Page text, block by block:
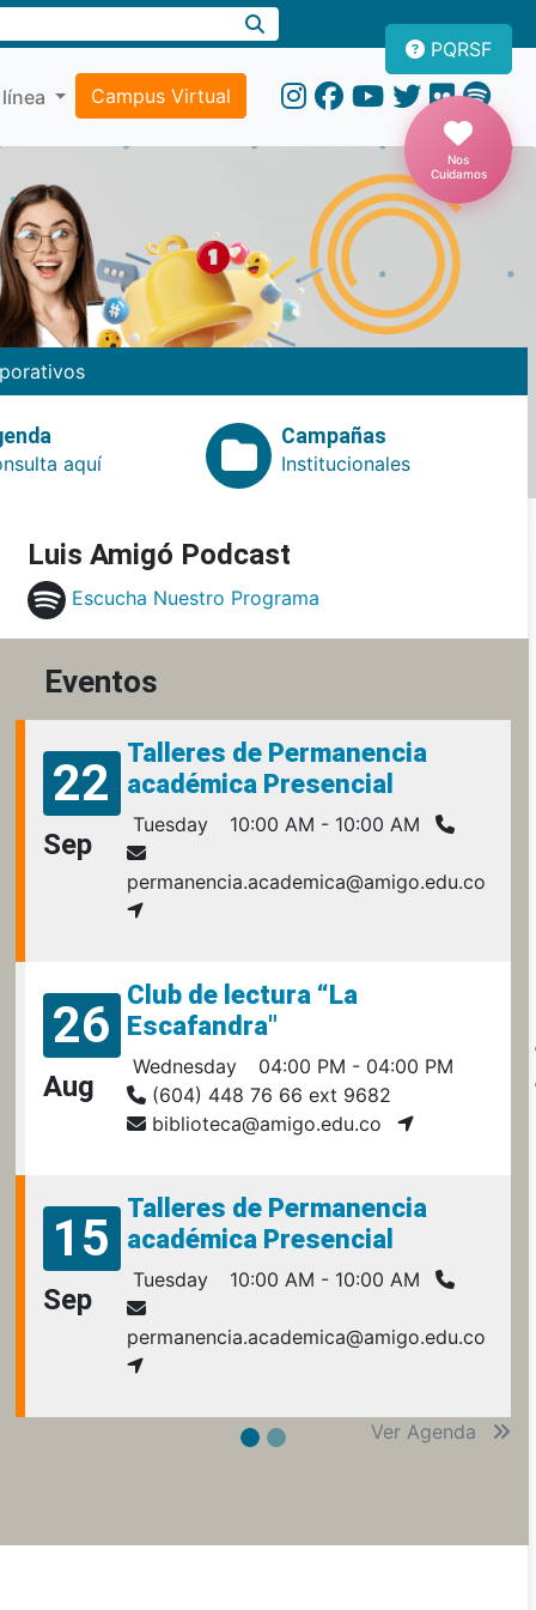
Campus Virtual
PQRSF
Nos
Cuidamos
aquí
Campañas
Institucionales
Luis Amigó Podcast
Escucha Nuestro Programa
Eventos
22
Sep
Talleres de Permanencia
académica Presencial
Tuesday 10:00 AM - 10:00 AM
permanencia.academica@amigo.edu.co
26
Aug
Club de lectura “La
Escafandra"
Wednesday
04:00 PM - 04:00 PM
(604) 448 76 66 ext 9682
biblioteca@amigo.edu.co
15
Sep
Talleres de Permanencia
académica Presencial
Tuesday 10:00 AM - 10:00 AM
permanencia.academica@amigo.edu.co
Ver Agenda